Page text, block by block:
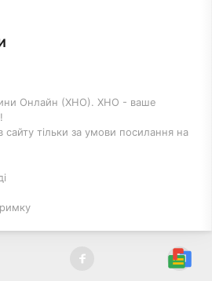
Онлайн (ХНО). ХНО - ваше
сайту тільки за умови посилання на